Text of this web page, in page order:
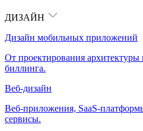
ДИЗАЙН
Дизайн мобильных приложений
От проектирования
биллинга.
Веб-дизайн
Веб-приложения, SaaS-
сервисы.